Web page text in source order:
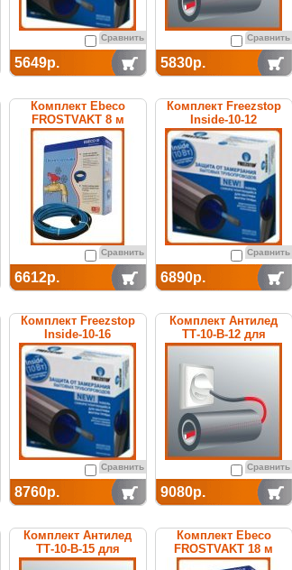
Сравнить
5649р.
Сравнить
5830р.
Комплект Ebeco
FROSTVAKT 8 м
Сравнить
6612р.
Комплект Freezstop
Inside-10-12
Сравнить
6890р.
Комплект Freezstop
Inside-10-16
Сравнить
8760р.
Комплект Антилед
ТТ-10-В-12 для
обогрева труб
Сравнить
9080р.
Комплект Антилед
ТТ-10-В-15 для
обогрева труб
Комплект Ebeco
FROSTVAKT 18 м